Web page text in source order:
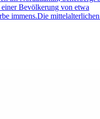
Bevölkerung von etwa
immens.Die